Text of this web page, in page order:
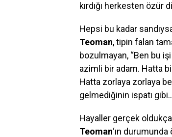
kırdığı herkesten özür
Hepsi bu kadar
Teoman, tipin falan
bozulmayan, “Ben bu
azimli bir adam. Hatta
Hatta zorlaya zorlaya
gelmediğinin ispatı
Hayaller gerçek
Teoman‘ın